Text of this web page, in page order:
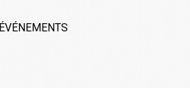
ÉVÉNEMENTS